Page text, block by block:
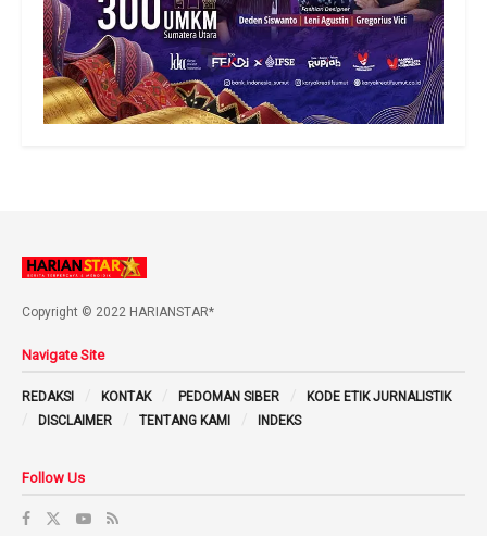
Copyright © 2022 HARIANSTAR*
Navigate Site
REDAKSI KONTAK PEDOMAN SIBER
KODE ETIK JURNALISTIK
DISCLAIMER
TENTANG KAMI INDEKS
Follow Us